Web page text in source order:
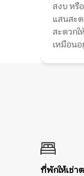
สงบ หรื
แสนสะ
สะดวก
เหมือน
ที่พักให้เช่า